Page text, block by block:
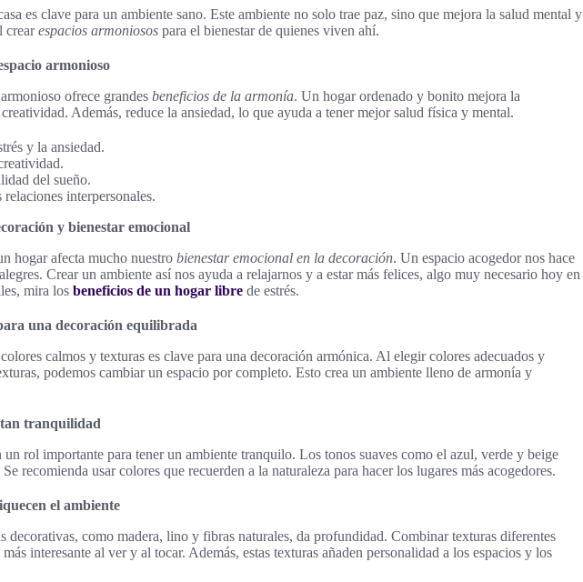
es clave para un ambiente sano. Este ambiente no solo trae paz, sino que mejora la salud mental y
crearespacios armoniosos para el bienestar de quienes viven ahí.
armonioso
ofrece grandes beneficios de la armonía. Un hogar ordenado y bonito mejora la
Además, reduce la ansiedad, lo que ayuda a tener mejor salud física y mental.
y la ansiedad.
del sueño.
relaciones interpersonales.
y bienestar emocional
hogar afecta mucho nuestro bienestar emocional en la decoración. Un espacio acogedor nos hace
Crear un ambiente así nos ayuda a relajarnos y a estar más felices, algo muy necesario hoy en
mira los beneficios de un hogar libre de estrés.
una decoración equilibrada
calmos y texturas es clave para una decoración armónica. Al elegir colores adecuados y
podemos cambiar un espacio por completo. Esto crea un ambiente lleno de armonía y
tranquilidad
un rol importante para tener un ambiente tranquilo. Los tonos suaves como el azul, verde y beige
recomienda usar colores que recuerden a la naturaleza para hacer los lugares más acogedores.
el ambiente
decorativas, como madera, lino y fibras naturales, da profundidad. Combinar texturas diferentes
interesante al ver y al tocar. Además, estas texturas añaden personalidad a los espacios y los